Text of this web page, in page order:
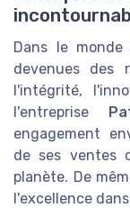
Dans le
devenues des
l'intégrité,
l'entreprise
engagement
de ses ventes
planète. De
l'excellence